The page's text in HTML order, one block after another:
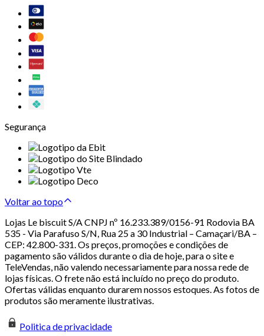
Segurança
Voltar ao topo
Lojas Le biscuit S/A CNPJ nº 16.233.389/0156-91 Rodovia BA
535 - Via Parafuso S/N, Rua 25 a 30 Industrial – Camaçari/BA –
CEP: 42.800-331. Os preços, promoções e condições de
pagamento são válidos durante o dia de hoje, para o site e
TeleVendas, não valendo necessariamente para nossa rede de
lojas físicas. O frete não está incluído no preço do produto.
Ofertas válidas enquanto durarem nossos estoques. As fotos de
produtos são meramente ilustrativas.
Politica de privacidade